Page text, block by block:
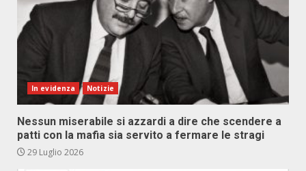
In evidenza Notizie
Nessun miserabile si azzardi a dire che scendere a
patti con la mafia sia servito a fermare le stragi
29 Luglio 2026